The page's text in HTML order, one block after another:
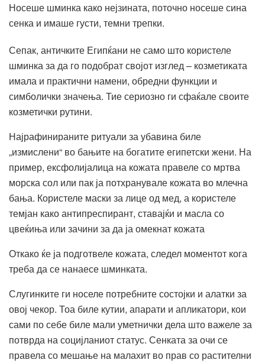
Носеше шминка како нејзината, поточно носеше сина
сенка и имаше густи, темни трепки.
Сепак, античките Египќани не само што користеле
шминка за да го подобрат својот изглед – козметиката
имала и практични намени, обредни функции и
симболички значења. Тие сериозно ги сфаќале своите
козметички рутини.
Најрафинираните ритуали за убавина биле
„измислени“ во бањите на богатите египетски жени. На
пример, ексфолијалица на кожата правеле со мртва
морска сол или пак ја потхранувале кожата во млечна
бања. Користеле маски за лице од мед, а користеле
темјан како антипреспирант, ставајќи и масла со
цвеќиња или зачини за да ја омекнат кожата
Откако ќе ја подготвеле кожата, следел моментот кога
треба да се нанаесе шминката.
Слугинките ги носеле потребните состојки и алатки за
овој чекор. Тоа биле кутии, апарати и апликатори, кои
сами по себе биле мали уметнички дела што важеле за
потврда на социјланиот статус. Сенката за очи се
правела со мешање на малахит во прав со растителни